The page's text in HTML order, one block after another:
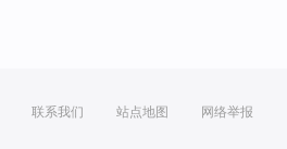
联系我们 站点地图 网络举报